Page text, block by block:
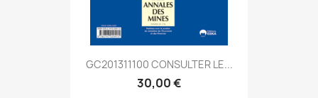
GC201311100 CONSULTER LE...
30,00 €